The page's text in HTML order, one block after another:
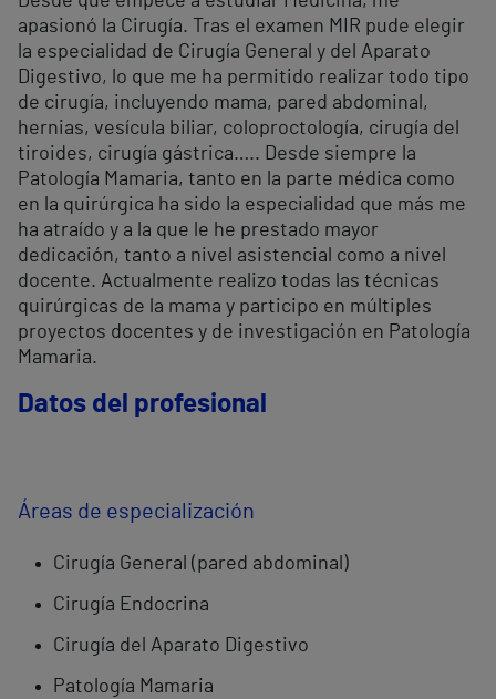
apasionó la Cirugía. Tras el examen MIR pude elegir
la especialidad de Cirugía General y del Aparato
Digestivo, lo que me ha permitido realizar todo tipo
de cirugía, incluyendo mama, pared abdominal,
hernias, vesícula biliar, coloproctología, cirugía del
tiroides, cirugía gástrica….. Desde siempre la
Patología Mamaria, tanto en la parte médica como
en la quirúrgica ha sido la especialidad que más me
ha atraído y a la que le he prestado mayor
dedicación, tanto a nivel asistencial como a nivel
docente. Actualmente realizo todas las técnicas
quirúrgicas de la mama y participo en múltiples
proyectos docentes y de investigación en Patología
Mamaria.
Datos del profesional
Áreas de especialización
Cirugía General (pared abdominal)
Cirugía Endocrina
Cirugía del Aparato Digestivo
Patología Mamaria